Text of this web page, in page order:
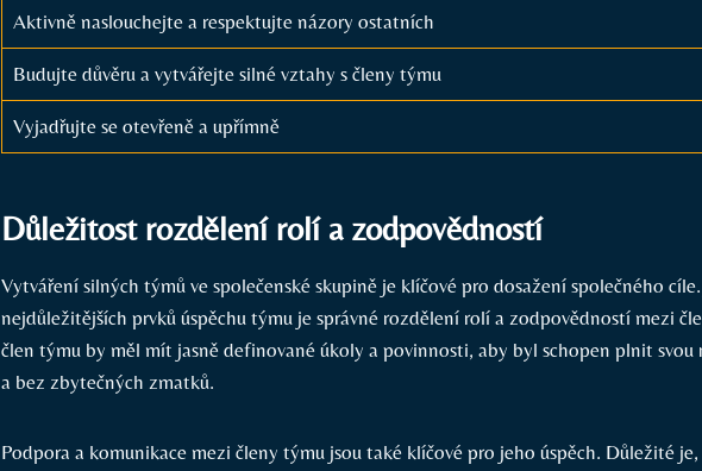
Aktivně naslouchejte a respektujte názory ostatních
Budujte důvěru a vytvářejte silné ⁣vztahy‍ s⁢ členy​ týmu
Vyjadřujte se ​otevřeně ‍a upřímně
Důležitost rozdělení ⁣rolí a ⁣zodpovědností
Vytváření silných ‍týmů ve společenské skupině je klíčové pro dosažení společného
nejdůležitějších ‍prvků⁢ úspěchu týmu‌ je správné rozdělení rolí a zodpovědností mezi
člen týmu by měl mít⁢ jasně⁢ definované⁣ úkoly a povinnosti, aby byl schopen plnit
a bez zbytečných zmatků.
Podpora a ​komunikace⁤ mezi členy týmu jsou také ‌klíčové ⁣pro jeho úspěch. Důležité